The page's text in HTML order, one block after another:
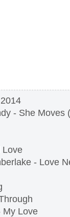
- She Moves
Love
- Love
My Love